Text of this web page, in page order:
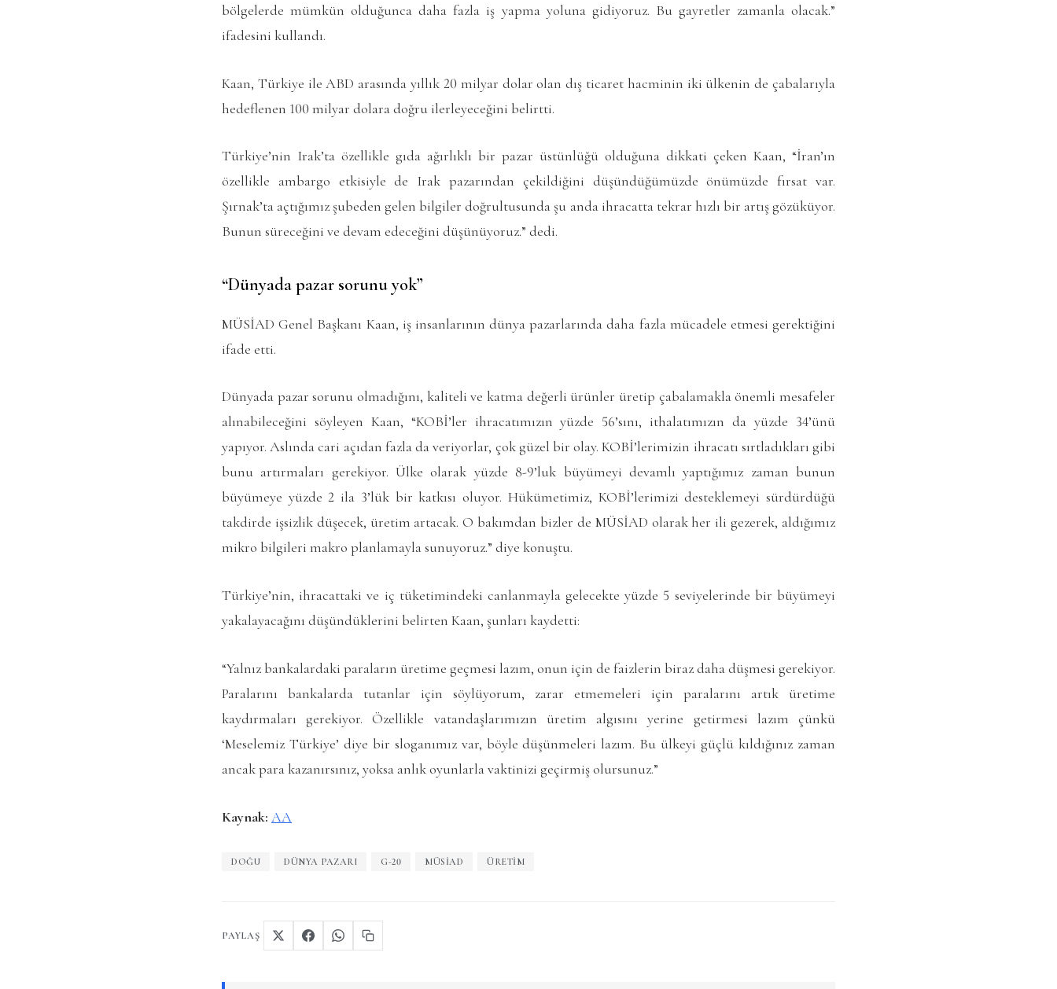
bölgelerde mümkün olduğunca daha fazla iş yapma yoluna gidiyoruz. Bu gayretler zamanla olacak.”
ifadesini kullandı.
Kaan, Türkiye ile ABD arasında yıllık 20 milyar dolar olan dış ticaret hacminin iki ülkenin de çabalarıyla
hedeflenen 100 milyar dolara doğru ilerleyeceğini belirtti.
Türkiye’nin Irak’ta özellikle gıda ağırlıklı bir pazar üstünlüğü olduğuna dikkati çeken Kaan, “İran’ın
özellikle ambargo etkisiyle de Irak pazarından çekildiğini düşündüğümüzde önümüzde fırsat var.
Şırnak’ta açtığımız şubeden gelen bilgiler doğrultusunda şu anda ihracatta tekrar hızlı bir artış gözüküyor.
Bunun süreceğini ve devam edeceğini düşünüyoruz.” dedi.
“Dünyada pazar sorunu yok”
MÜSİAD Genel Başkanı Kaan, iş insanlarının dünya pazarlarında daha fazla mücadele etmesi gerektiğini
ifade etti.
Dünyada pazar sorunu olmadığını, kaliteli ve katma değerli ürünler üretip çabalamakla önemli mesafeler
alınabileceğini söyleyen Kaan, “KOBİ’ler ihracatımızın yüzde 56’sını, ithalatımızın da yüzde 34’ünü
yapıyor. Aslında cari açıdan fazla da veriyorlar, çok güzel bir olay. KOBİ’lerimizin ihracatı sırtladıkları gibi
bunu artırmaları gerekiyor. Ülke olarak yüzde 8-9’luk büyümeyi devamlı yaptığımız zaman bunun
büyümeye yüzde 2 ila 3’lük bir katkısı oluyor. Hükümetimiz, KOBİ’lerimizi desteklemeyi sürdürdüğü
takdirde işsizlik düşecek, üretim artacak. O bakımdan bizler de MÜSİAD olarak her ili gezerek, aldığımız
mikro bilgileri makro planlamayla sunuyoruz.” diye konuştu.
Türkiye’nin, ihracattaki ve iç tüketimindeki canlanmayla gelecekte yüzde 5 seviyelerinde bir büyümeyi
yakalayacağını düşündüklerini belirten Kaan, şunları kaydetti:
“Yalnız bankalardaki paraların üretime geçmesi lazım, onun için de faizlerin biraz daha düşmesi gerekiyor.
Paralarını bankalarda tutanlar için söylüyorum, zarar etmemeleri için paralarını artık üretime
kaydırmaları gerekiyor. Özellikle vatandaşlarımızın üretim algısını yerine getirmesi lazım çünkü
‘Meselemiz Türkiye’ diye bir sloganımız var, böyle düşünmeleri lazım. Bu ülkeyi güçlü kıldığınız zaman
ancak para kazanırsınız, yoksa anlık oyunlarla vaktinizi geçirmiş olursunuz.”
Kaynak: AA
DOĞU DÜNYA PAZARI G-20 MÜSIAD ÜRETIM
PAYLAŞ